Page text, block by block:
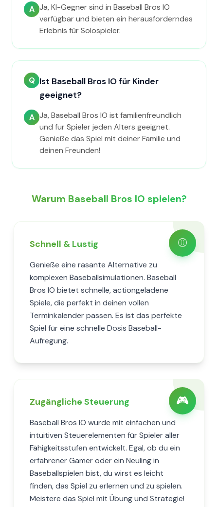
A Ja, KI-Gegner sind in Baseball Bros IO
verfügbar und bieten ein herausforderndes
Erlebnis für Solospieler.
Q Ist Baseball Bros IO für Kinder
geeignet?
A Ja, Baseball Bros IO ist familienfreundlich
und für Spieler jeden Alters geeignet.
Genieße das Spiel mit deiner Familie und
deinen Freunden!
Warum Baseball Bros IO spielen?
⚾
Schnell & Lustig
Genieße eine rasante Alternative zu
komplexen Baseballsimulationen. Baseball
Bros IO bietet schnelle, actiongeladene
Spiele, die perfekt in deinen vollen
Terminkalender passen. Es ist das perfekte
Spiel für eine schnelle Dosis Baseball-
Aufregung.
🎮
Zugängliche Steuerung
Baseball Bros IO wurde mit einfachen und
intuitiven Steuerelementen für Spieler aller
Fähigkeitsstufen entwickelt. Egal, ob du ein
erfahrener Gamer oder ein Neuling in
Baseballspielen bist, du wirst es leicht
finden, das Spiel zu erlernen und zu spielen.
Meistere das Spiel mit Übung und Strategie!